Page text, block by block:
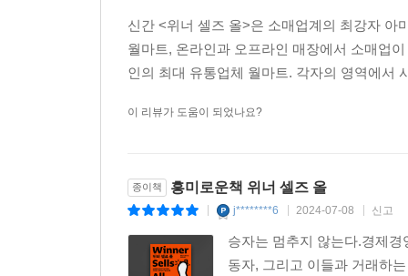
신간 <위너 셀즈 올>은 소매업계의 최강자 아
월마트, 온라인과 오프라인 매장에서 소매업
인의 최대 유통업체 월마트. 각자의 영역에서
이 리뷰가 도움이 되었나요?
종이책 흥미로운책 위너 셀즈 올
j********6 2024-07-08 신고
승자는 멈추지 않는다.경제
동자, 그리고 이들과 거래하